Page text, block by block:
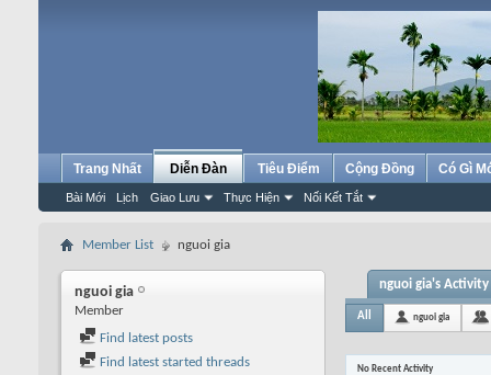
Trang Nhất Diễn Đàn
Bài Mới Lịch Giao Lưu Thực Hiện Nối Kết Tắt
Tiêu Điểm Cộng Đồng Có Gì
Member List nguoi gia
nguoi gia
Member
Find latest posts
Find latest started threads
nguoi gia's Activity
All nguoi gia
No Recent Activity